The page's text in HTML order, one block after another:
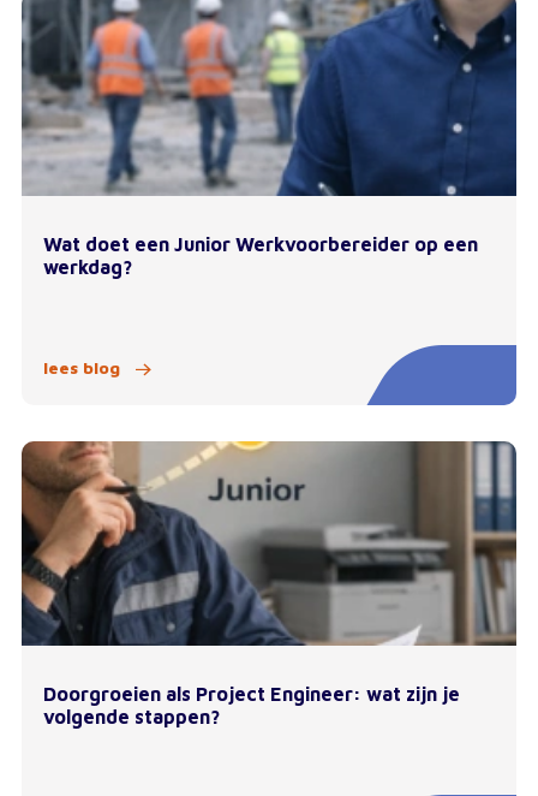
Wat doet een Junior Werkvoorbereider op een
werkdag?
lees blog
Doorgroeien als Project Engineer: wat zijn je
volgende stappen?